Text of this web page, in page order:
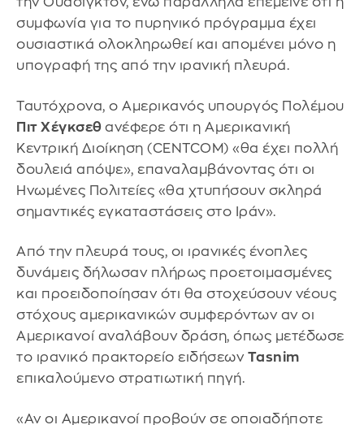
συμφωνία για το πυρηνικό πρόγραμμα έχει
ουσιαστικά ολοκληρωθεί και απομένει μόνο η
υπογραφή της από την ιρανική πλευρά.
Ταυτόχρονα, ο Αμερικανός υπουργός Πολέμου
Πιτ Χέγκσεθ ανέφερε ότι η Αμερικανική
Κεντρική Διοίκηση (CENTCOM) «θα έχει πολλή
δουλειά απόψε», επαναλαμβάνοντας ότι οι
Ηνωμένες Πολιτείες «θα χτυπήσουν σκληρά
σημαντικές εγκαταστάσεις στο Ιράν».
Από την πλευρά τους, οι ιρανικές ένοπλες
δυνάμεις δήλωσαν πλήρως προετοιμασμένες
και προειδοποίησαν ότι θα στοχεύσουν νέους
στόχους αμερικανικών συμφερόντων αν οι
Αμερικανοί αναλάβουν δράση, όπως μετέδωσε
το ιρανικό πρακτορείο ειδήσεων Tasnim
επικαλούμενο στρατιωτική πηγή.
«Αν οι Αμερικανοί προβούν σε οποιαδήποτε